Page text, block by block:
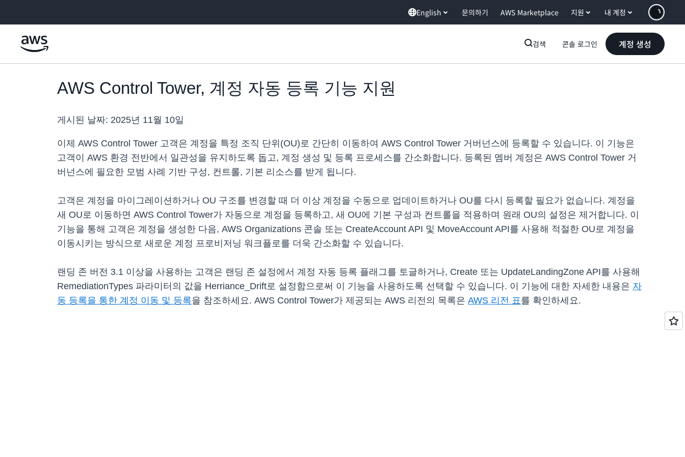
English 문의하기 AWS Marketplace 지원 내 계정
검색 콘솔 로그인 계정 생성
AWS Control Tower, 계정 자동 등록 기능 지원
게시된 날짜: 2025년 11월 10일
이제 AWS Control Tower 고객은 계정을 특정 조직 단위(OU)로 간단히 이동하여 AWS Control Tower 거버넌스에 등록할 수 있습니다. 이 기능은
고객이 AWS 환경 전반에서 일관성을 유지하도록 돕고, 계정 생성 및 등록 프로세스를 간소화합니다. 등록된 멤버 계정은 AWS Control Tower 거
버넌스에 필요한 모범 사례 기반 구성, 컨트롤, 기본 리소스를 받게 됩니다.
고객은 계정을 마이그레이션하거나 OU 구조를 변경할 때 더 이상 계정을 수동으로 업데이트하거나 OU를 다시 등록할 필요가 없습니다. 계정을
새 OU로 이동하면 AWS Control Tower가 자동으로 계정을 등록하고, 새 OU에 기본 구성과 컨트롤을 적용하며 원래 OU의 설정은 제거합니다. 이
기능을 통해 고객은 계정을 생성한 다음, AWS Organizations 콘솔 또는 CreateAccount API 및 MoveAccount API를 사용해 적절한 OU로 계정을
이동시키는 방식으로 새로운 계정 프로비저닝 워크플로를 더욱 간소화할 수 있습니다.
랜딩 존 버전 3.1 이상을 사용하는 고객은 랜딩 존 설정에서 계정 자동 등록 플래그를 토글하거나, Create 또는 UpdateLandingZone API를 사용해
RemediationTypes 파라미터의 값을 Herriance_Drift로 설정함으로써 이 기능을 사용하도록 선택할 수 있습니다. 이 기능에 대한 자세한 내용은 자
동 등록을 통한 계정 이동 및 등록을 참조하세요. AWS Control Tower가 제공되는 AWS 리전의 목록은 AWS 리전 표를 확인하세요.